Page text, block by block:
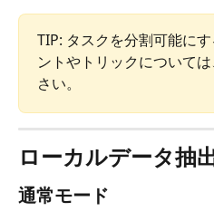
TIP: タスクを分割可能に
ントやトリックについては
さい。
ローカルデータ抽
通常モード